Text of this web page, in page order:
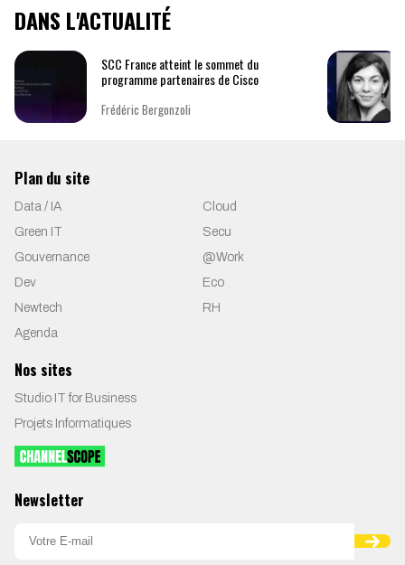
DANS L'ACTUALITÉ
SCC France atteint le sommet du
programme partenaires de Cisco
Frédéric Bergonzoli
Plan du site
Data / IA
Cloud
Green IT
Secu
Gouvernance
@Work
Dev
Eco
Newtech
RH
Agenda
Nos sites
Studio IT for Business
Projets Informatiques
Newsletter